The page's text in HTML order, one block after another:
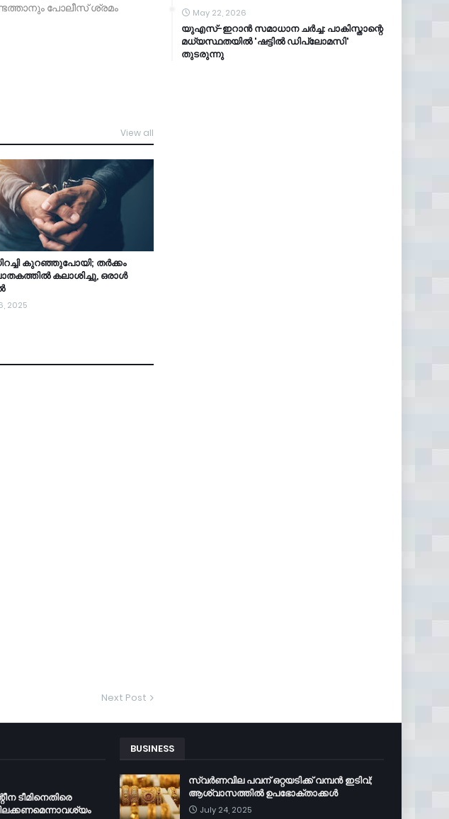
പോലീസ് ശ്രമം
View all
കുറഞ്ഞുപോയി; തർക്കം
കലാശിച്ചു, ഒരാൾ
2025
Next Post
May 22, 2026
യുഎസ്-ഇറാൻ സമാധാന ചർച്ച: പാകിസ്താന്റെ
മധ്യസ്ഥതയിൽ 'ഷട്ടിൽ ഡിപ്ലോമസി'
തുടരുന്നു
ടീമിനെതിരെ
BUSINESS
സ്വർണവില പവന് ഒറ്റയടിക്ക് വമ്പൻ ഇടിവ്;
ആശ്വാസത്തിൽ ഉപഭോക്താക്കൾ
July 24, 2025